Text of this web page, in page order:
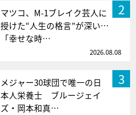
2
マツコ、M-1ブレイク芸人に
授けた“人生の格言”が深い…
「幸せな時…
2026.08.08
3
メジャー30球団で唯一の日
本人栄養士 ブルージェイ
ズ・岡本和真…